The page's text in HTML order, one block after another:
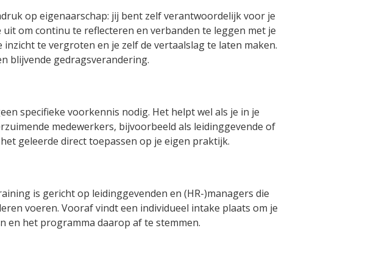
op eigenaarschap: jij bent zelf verantwoordelijk voor je
uit om continu te reflecteren en verbanden te leggen met je
te vergroten en je zelf de vertaalslag te laten maken.
blijvende gedragsverandering.
specifieke voorkennis nodig. Het helpt wel als je in je
medewerkers, bijvoorbeeld als leidinggevende of
geleerde direct toepassen op je eigen praktijk.
is gericht op leidinggevenden en (HR-)managers die
voeren. Vooraf vindt een individueel intake plaats om je
en het programma daarop af te stemmen.